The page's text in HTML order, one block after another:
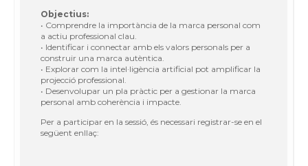
Objectius:
• Comprendre la importància de la marca personal com
a actiu professional clau.
• Identificar i connectar amb els valors personals per a
construir una marca autèntica.
• Explorar com la intel·ligència artificial pot amplificar la
projecció professional.
• Desenvolupar un pla pràctic per a gestionar la marca
personal amb coherència i impacte.
Per a participar en la sessió, és necessari registrar-se en el
següent enllaç: